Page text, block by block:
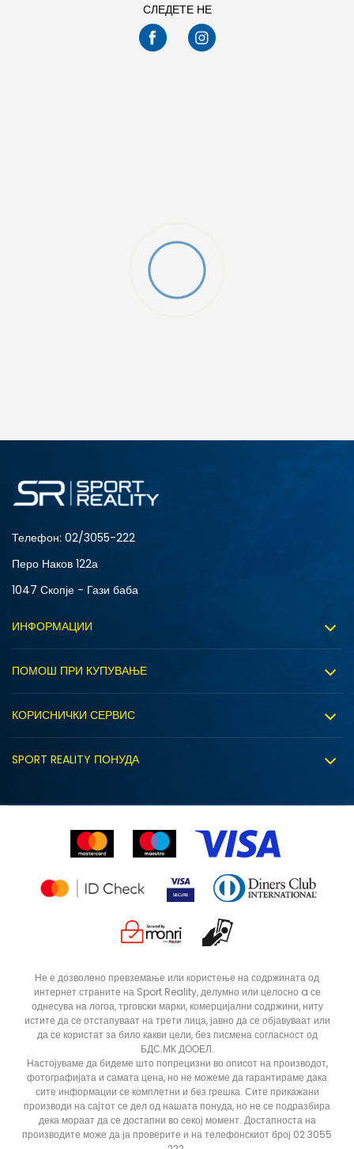
СЛЕДЕТЕ НЕ
Телефон: 02/3055-222
Перо Наков 122а
1047 Скопје - Гази баба
ИНФОРМАЦИИ
Правила на Sport&Bonus програмата
Вработување
Соработка со нас
ПОМОШ ПРИ КУПУВАЊЕ
Политиката за колачиња
Ценовник
КОРИСНИЧКИ СЕРВИС
Рекламациja
Статус на нарачка
SPORT REALITY ПОНУДА
Не е дозволено превземање или користење на содржината од
интернет страните на Sport Reality, делумно или целосно a се
однесува на логоа, трговски марки, комерцијални содржини, ниту
истите да се отстапуваат на трети лица, јавно да се објавуваат или
да се користат за било какви цели, без писмена согласност од
БДС.МК ДООЕЛ.
Настојуваме да бидеме што попрецизни во описот на производот,
фотографијата и самата цена, но не можеме да гарантираме дака
сите информации се комплетни и без грешка. Сите прикажани
производи на сајтот се дел од нашата понуда, но не се подразбира
дека мораат да се достапни во секој момент. Достапноста на
производите може да ја проверите и на телефонскиот број 02 3055